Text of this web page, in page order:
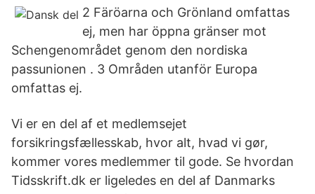
2 Färöarna och Grönland omfattas
ej, men har öppna gränser mot
Schengenområdet genom den nordiska
passunionen . 3 Områden utanför Europa
omfattas ej.
Vi er en del af et medlemsejet
forsikringsfællesskab, hvor alt, hvad vi gør,
kommer vores medlemmer til gode. Se hvordan
Tidsskrift.dk er ligeledes en del af Danmarks